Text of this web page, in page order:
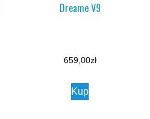
Dreame V9
659,00zł
Kup